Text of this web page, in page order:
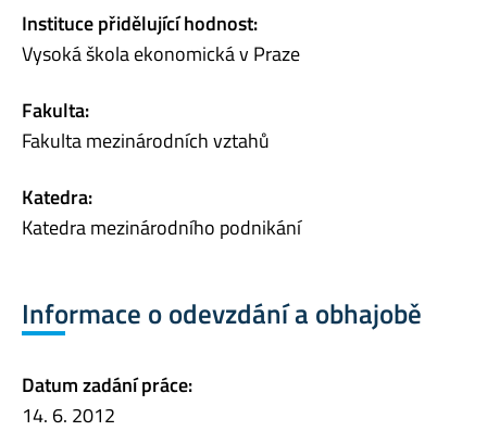
Instituce přidělující hodnost:
Vysoká škola ekonomická v Praze
Fakulta:
Fakulta mezinárodních vztahů
Katedra:
Katedra mezinárodního podnikání
Informace o odevzdání a obhajobě
Datum zadání práce:
14. 6. 2012